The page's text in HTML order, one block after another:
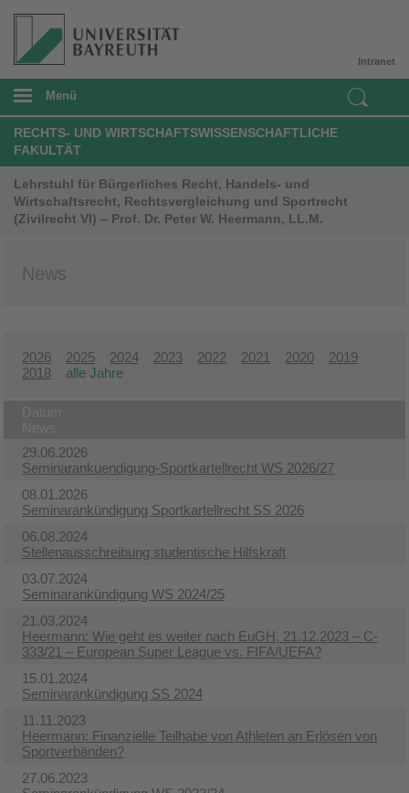
Intranet
Menü
RECHTS- UND WIRTSCHAFTSWISSENSCHAFTLICHE
FAKULTÄT
Lehrstuhl für Bürgerliches Recht, Handels- und
Wirtschaftsrecht, Rechtsvergleichung und Sportrecht
(Zivilrecht VI) – Prof. Dr. Peter W. Heermann, LL.M.
News
2026 2025 2024 2023 2022 2021 2020
2019
2018
alle Jahre
29.06.2026
Seminarankuendigung-Sportkartellrecht WS 2026/27
08.01.2026
Seminarankündigung Sportkartellrecht SS 2026
06.08.2024
Stellenausschreibung studentische Hilfskraft
03.07.2024
Seminarankündigung WS 2024/25
21.03.2024
Heermann: Wie geht es weiter nach EuGH, 21.12.2023 – C‐
333/21 – European Super League vs. FIFA/UEFA?
15.01.2024
Seminarankündigung SS 2024
11.11.2023
Heermann: Finanzielle Teilhabe von Athleten an Erlösen von
Sportverbänden?
27.06.2023